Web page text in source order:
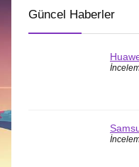
Güncel Haberler